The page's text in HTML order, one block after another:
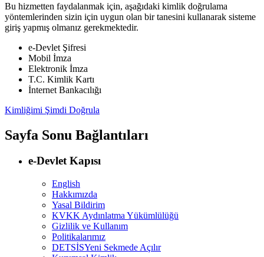
Bu hizmetten faydalanmak için, aşağıdaki kimlik doğrulama
yöntemlerinden sizin için uygun olan bir tanesini kullanarak sisteme
giriş yapmış olmanız gerekmektedir.
e-Devlet Şifresi
Mobil İmza
Elektronik İmza
T.C. Kimlik Kartı
İnternet Bankacılığı
Kimliğimi Şimdi Doğrula
Sayfa Sonu Bağlantıları
e-Devlet Kapısı
English
Hakkımızda
Yasal Bildirim
KVKK Aydınlatma Yükümlülüğü
Gizlilik ve Kullanım
Politikalarımız
DETSİSYeni Sekmede Açılır